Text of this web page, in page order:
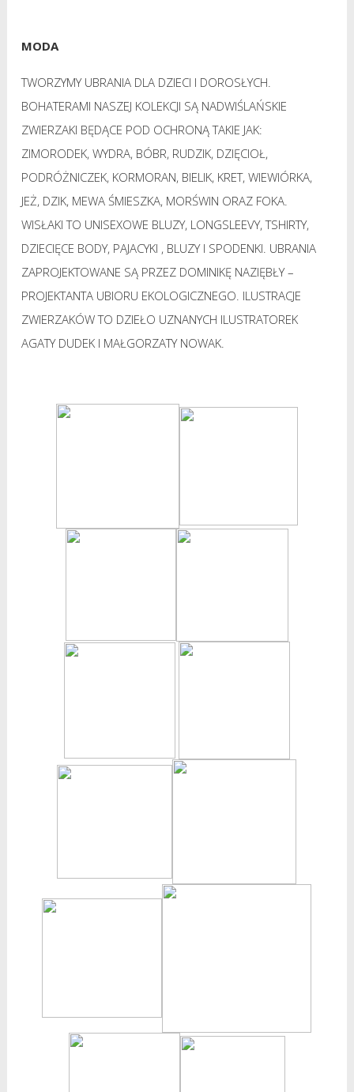
MODA
TWORZYMY UBRANIA DLA DZIECI I DOROSŁYCH.
BOHATERAMI NASZEJ KOLEKCJI SĄ NADWIŚLAŃSKIE
ZWIERZAKI BĘDĄCE POD OCHRONĄ TAKIE JAK:
ZIMORODEK, WYDRA, BÓBR, RUDZIK, DZIĘCIOŁ,
PODRÓŻNICZEK, KORMORAN, BIELIK, KRET, WIEWIÓRKA,
JEŻ, DZIK, MEWA ŚMIESZKA, MORŚWIN ORAZ FOKA.
WISŁAKI TO UNISEXOWE BLUZY, LONGSLEEVY, TSHIRTY,
DZIECIĘCE BODY, PAJACYKI , BLUZY I SPODENKI. UBRANIA
ZAPROJEKTOWANE SĄ PRZEZ DOMINIKĘ NAZIĘBŁY –
PROJEKTANTA UBIORU EKOLOGICZNEGO. ILUSTRACJE
ZWIERZAKÓW TO DZIEŁO UZNANYCH ILUSTRATOREK
AGATY DUDEK I MAŁGORZATY NOWAK.